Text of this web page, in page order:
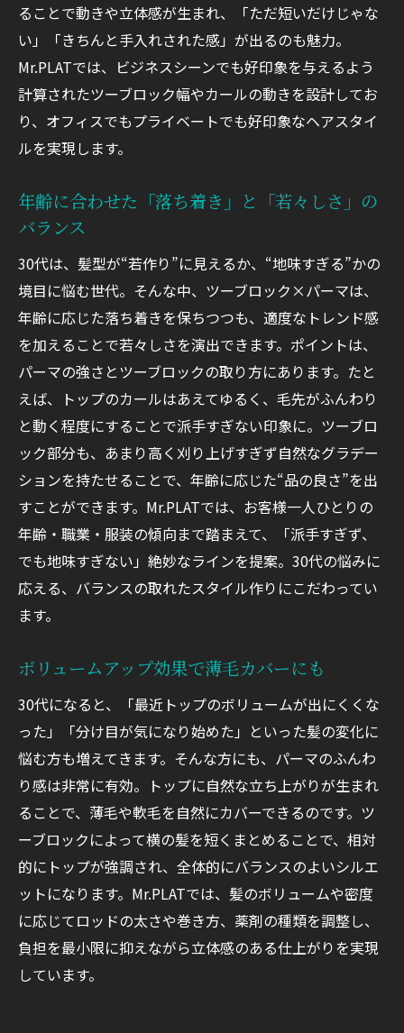
ることで動きや立体感が生まれ、「ただ短いだけじゃな
い」「きちんと手入れされた感」が出るのも魅力。
Mr.PLATでは、ビジネスシーンでも好印象を与えるよう
計算されたツーブロック幅やカールの動きを設計してお
り、オフィスでもプライベートでも好印象なヘアスタイ
ルを実現します。
年齢に合わせた「落ち着き」と「若々しさ」の
バランス
30代は、髪型が“若作り”に見えるか、“地味すぎる”かの
境目に悩む世代。そんな中、ツーブロック×パーマは、
年齢に応じた落ち着きを保ちつつも、適度なトレンド感
を加えることで若々しさを演出できます。ポイントは、
パーマの強さとツーブロックの取り方にあります。たと
えば、トップのカールはあえてゆるく、毛先がふんわり
と動く程度にすることで派手すぎない印象に。ツーブロ
ック部分も、あまり高く刈り上げすぎず自然なグラデー
ションを持たせることで、年齢に応じた“品の良さ”を出
すことができます。Mr.PLATでは、お客様一人ひとりの
年齢・職業・服装の傾向まで踏まえて、「派手すぎず、
でも地味すぎない」絶妙なラインを提案。30代の悩みに
応える、バランスの取れたスタイル作りにこだわってい
ます。
ボリュームアップ効果で薄毛カバーにも
30代になると、「最近トップのボリュームが出にくくな
った」「分け目が気になり始めた」といった髪の変化に
悩む方も増えてきます。そんな方にも、パーマのふんわ
り感は非常に有効。トップに自然な立ち上がりが生まれ
ることで、薄毛や軟毛を自然にカバーできるのです。ツ
ーブロックによって横の髪を短くまとめることで、相対
的にトップが強調され、全体的にバランスのよいシルエ
ットになります。Mr.PLATでは、髪のボリュームや密度
に応じてロッドの太さや巻き方、薬剤の種類を調整し、
負担を最小限に抑えながら立体感のある仕上がりを実現
しています。